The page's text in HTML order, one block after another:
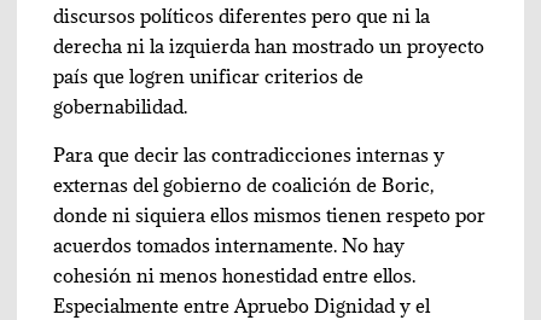
discursos políticos diferentes pero que ni la
derecha ni la izquierda han mostrado un proyecto
país que logren unificar criterios de
gobernabilidad.
Para que decir las contradicciones internas y
externas del gobierno de coalición de Boric,
donde ni siquiera ellos mismos tienen respeto por
acuerdos tomados internamente. No hay
cohesión ni menos honestidad entre ellos.
Especialmente entre Apruebo Dignidad y el